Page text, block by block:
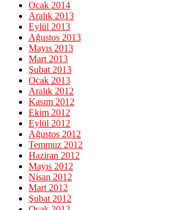
Ocak 2014
Aralık 2013
Eylül 2013
Ağustos 2013
Mayıs 2013
Mart 2013
Şubat 2013
Ocak 2013
Aralık 2012
Kasım 2012
Ekim 2012
Eylül 2012
Ağustos 2012
Temmuz 2012
Haziran 2012
Mayıs 2012
Nisan 2012
Mart 2012
Şubat 2012